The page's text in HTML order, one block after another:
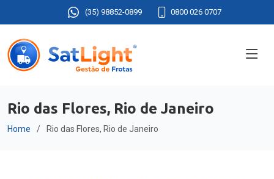
(35) 98852-0899 0800 026 0707
Rio das Flores, Rio de Janeiro
Home Rio das Flores, Rio de Janeiro